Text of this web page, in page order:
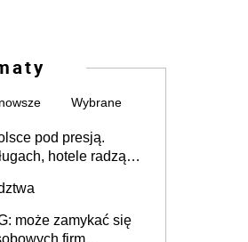
Wybrane
pod presją.
hotele radzą
może zamykać się
firm